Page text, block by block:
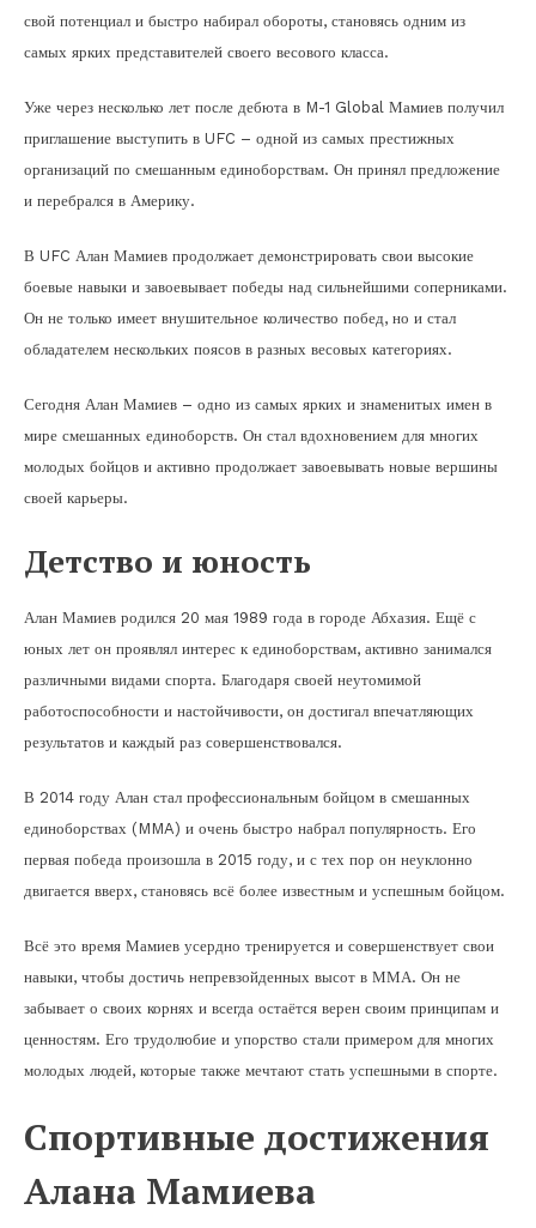
свой потенциал и быстро набирал обороты, становясь одним из
самых ярких представителей своего весового класса.
Уже через несколько лет после дебюта в M-1 Global Мамиев получил
приглашение выступить в UFC – одной из самых престижных
организаций по смешанным единоборствам. Он принял предложение
и перебрался в Америку.
В UFC Алан Мамиев продолжает демонстрировать свои высокие
боевые навыки и завоевывает победы над сильнейшими соперниками.
Он не только имеет внушительное количество побед, но и стал
обладателем нескольких поясов в разных весовых категориях.
Сегодня Алан Мамиев – одно из самых ярких и знаменитых имен в
мире смешанных единоборств. Он стал вдохновением для многих
молодых бойцов и активно продолжает завоевывать новые вершины
своей карьеры.
Детство и юность
Алан Мамиев родился 20 мая 1989 года в городе Абхазия. Ещё с
юных лет он проявлял интерес к единоборствам, активно занимался
различными видами спорта. Благодаря своей неутомимой
работоспособности и настойчивости, он достигал впечатляющих
результатов и каждый раз совершенствовался.
В 2014 году Алан стал профессиональным бойцом в смешанных
единоборствах (MMA) и очень быстро набрал популярность. Его
первая победа произошла в 2015 году, и с тех пор он неуклонно
двигается вверх, становясь всё более известным и успешным бойцом.
Всё это время Мамиев усердно тренируется и совершенствует свои
навыки, чтобы достичь непревзойденных высот в ММА. Он не
забывает о своих корнях и всегда остаётся верен своим принципам и
ценностям. Его трудолюбие и упорство стали примером для многих
молодых людей, которые также мечтают стать успешными в спорте.
Спортивные достижения
Алана Мамиева